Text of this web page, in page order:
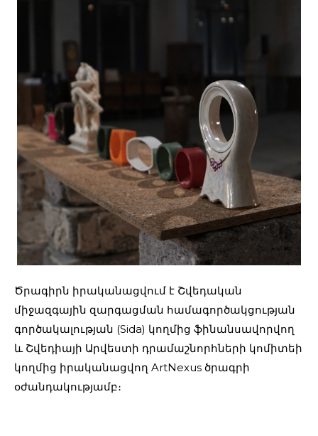
Ծրագիրն իրականացվում է Շվեդական
միջազգային զարգացման համագործակցության
գործակալության (Sida) կողմից ֆինանսավորվող
և Շվեդիայի Արվեստի դրամաշնորհների կոմիտեի
կողմից իրականացվող ArtNexus ծրագրի
օժանդակությամբ։